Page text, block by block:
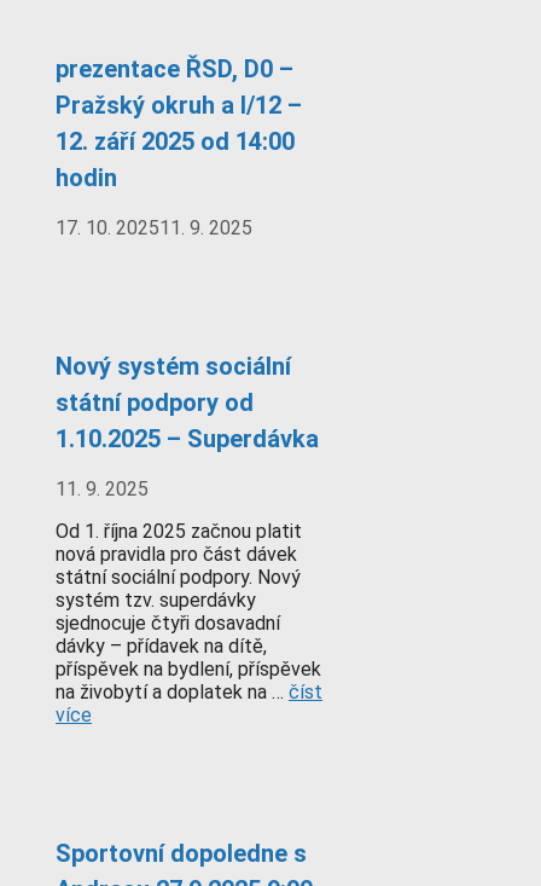
prezentace ŘSD, D0 –
Pražský okruh a I/12 –
12. září 2025 od 14:00
hodin
17. 10. 202511. 9. 2025
Nový systém sociální
státní podpory od
1.10.2025 – Superdávka
11. 9. 2025
Od 1. října 2025 začnou platit
nová pravidla pro část dávek
státní sociální podpory. Nový
systém tzv. superdávky
sjednocuje čtyři dosavadní
dávky – přídavek na dítě,
příspěvek na bydlení, příspěvek
na živobytí a doplatek na … číst
více
Sportovní dopoledne s